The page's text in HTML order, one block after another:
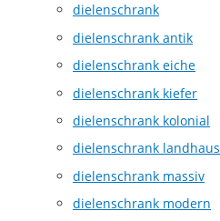
dielenschrank
dielenschrank antik
dielenschrank eiche
dielenschrank kiefer
dielenschrank kolonial
dielenschrank landhaus
dielenschrank massiv
dielenschrank modern